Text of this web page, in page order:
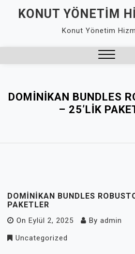
KONUT YÖNETIM
Konut Yönetim
DOMINIKAN BUNDLES
– 25’LIK
DOMINIKAN BUNDLES
PAKETLER
On Eylül 2, 2025 By admin
Uncategorized